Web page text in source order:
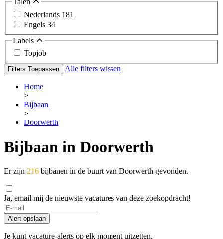
Talen
Nederlands 181
Engels 34
Labels
Topjob
Filters Toepassen Alle filters wissen
Home
>
Bijbaan
>
Doorwerth
Bijbaan in Doorwerth
Er zijn 216 bijbanen in de buurt van Doorwerth gevonden.
Ja, email mij de nieuwste vacatures van deze zoekopdracht!
Alert opslaan
Je kunt vacature-alerts op elk moment uitzetten.